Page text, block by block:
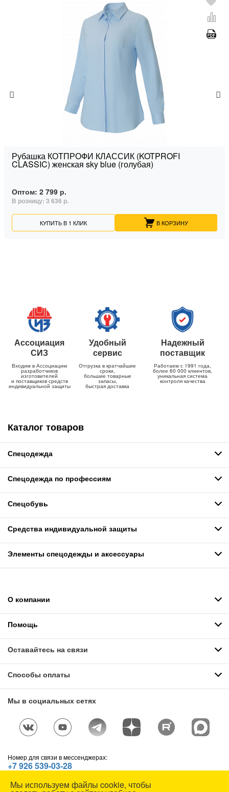
Рубашка КОТПРОФИ КЛАССИК (KOTPROFI
CLASSIC) женская sky blue (голубая)
Оптом: 2 799 р.
В розницу: 3 636 р.
КУПИТЬ В 1 КЛИК В КОРЗИНУ
Ассоциация
СИЗ
Входим в Ассоциацию
разработчиков
изготовителей
и поставщиков средств
индивидуальной защиты
Удобный
сервис
Отгрузка в кратчайшие
сроки,
большие товарные
запасы,
быстрая доставка
Надежный
поставщик
Работаем с 1991 года,
более 60 000 клиентов,
уникальная система
контроля качества
Каталог товаров
Спецодежда
Спецодежда по профессиям
Спецобувь
Средства индивидуальной защиты
Элементы спецодежды и аксессуары
О компании
Помощь
Оставайтесь на связи
Способы оплаты
Мы в социальных сетях
Номер для связи в мессенджерах:
+7 926 539-03-28
© СОЮЗСПЕЦОДЕЖДА, 1991—2026. Все права защищены.
Мы используем файлы cookie, чтобы